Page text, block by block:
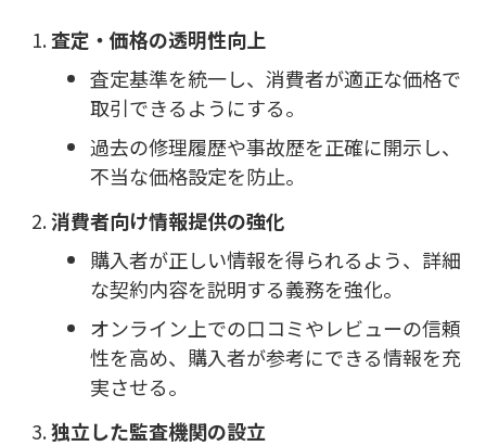
査定・価格の透明性向上
査定基準を統一し、消費者が適正な価格で
取引できるようにする。
過去の修理履歴や事故歴を正確に開示し、
不当な価格設定を防止。
消費者向け情報提供の強化
購入者が正しい情報を得られるよう、詳細
な契約内容を説明する義務を強化。
オンライン上での口コミやレビューの信頼
性を高め、購入者が参考にできる情報を充
実させる。
独立した監査機関の設立